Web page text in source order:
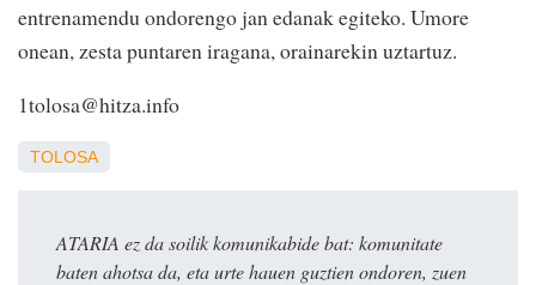
entrenamendu ondorengo jan edanak egiteko. Umore
onean, zesta puntaren iragana, orainarekin uztartuz.
1tolosa@hitza.info
TOLOSA
ATARIA ez da soilik komunikabide bat: komunitate
baten ahotsa da, eta urte hauen guztien ondoren, zuen